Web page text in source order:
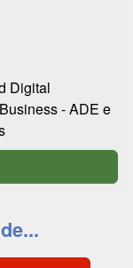
Digital
- ADE e